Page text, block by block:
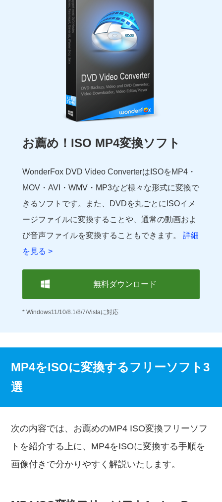
お薦め！ISO MP4変換ソフト
WonderFox DVD Video ConverterはISOをMP4・
MOV・AVI・WMV・MP3など様々な形式に変換で
きるソフトです。また、DVDを丸ごとにISOイメ
ージファイルに変換することや、通常の動画およ
び音声ファイルを変換することもできます。 詳細
を見る >
無料ダウンロード
* Windows11/10/8.1/8/7/Vistaに対応
MP4をISOに変換するフリーソフト3
選
次の内容では、お薦めのMP4 ISO変換フリーソフ
トを紹介する上に、MP4をISOに変換する手順を
画像付きで分かりやすく解説いたします。